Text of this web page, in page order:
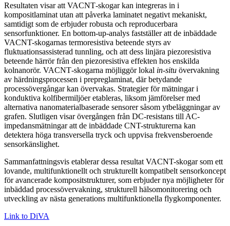
Resultaten visar att VACNT‑skogar kan integreras in i
kompositlaminat utan att påverka laminatet negativt mekaniskt,
samtidigt som de erbjuder robusta och reproducerbara
sensorfunktioner. En bottom-up-analys fastställer att de inbäddade
VACNT-skogarnas termoresistiva beteende styrs av
fluktuationsassisterad tunnling, och att dess linjära piezoresistiva
beteende härrör från den piezoresistiva effekten hos enskilda
kolnanorör. VACNT‑skogarna möjliggör lokal in-situ övervakning
av härdningsprocessen i prepreglaminat, där betydande
processövergångar kan övervakas. Strategier för mätningar i
konduktiva kolfibermiljöer etableras, liksom jämförelser med
alternativa nanomaterialbaserade sensorer såsom ytbeläggningar av
grafen. Slutligen visar övergången från DC-resistans till AC-
impedansmätningar att de inbäddade CNT-strukturerna kan
detektera höga transversella tryck och uppvisa frekvensberoende
sensorkänslighet.
Sammanfattningsvis etablerar dessa resultat VACNT-skogar som ett
lovande, multifunktionellt och strukturellt kompatibelt sensorkoncept
för avancerade kompositstrukturer, som erbjuder nya möjligheter för
inbäddad processövervakning, strukturell hälsomonitorering och
utveckling av nästa generations multifunktionella flygkomponenter.
Link to DiVA